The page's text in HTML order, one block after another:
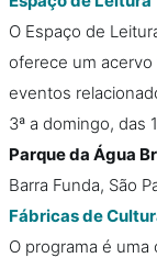
O Espaço de
oferece um
eventos
3ª a domingo, das
Parque da Água
Barra Funda, São
Fábricas de
O programa é